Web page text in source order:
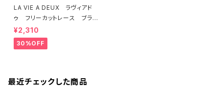
LA VIE A DEUX ラヴィアド
ゥ フリーカットレース ブラレ
ット ソフトブラ（ラベンダー）22
463 SALE 送料無料
¥2,310
30%OFF
最近チェックした商品